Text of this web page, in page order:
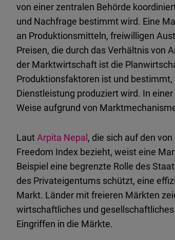
von einer zentralen Behörde
und Nachfrage bestimmt wird. Eine
an Produktionsmitteln, freiwilligen
Preisen, die durch das Verhältnis von
der Marktwirtschaft ist die
Produktionsfaktoren ist und
Dienstleistung produziert wird. In
Weise aufgrund von
LautArpita Nepal, die sich auf den
Freedom Index bezieht, weist eine
Beispiel eine begrenzte Rolle des
des Privateigentums schützt, eine
Markt. Länder mit freieren Märkten
wirtschaftliches und
Eingriffen in die Märkte.